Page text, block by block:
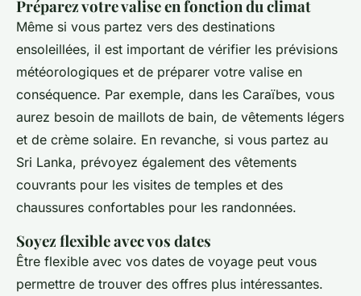
Préparez votre valise en fonction du climat
Même si vous partez vers des destinations
ensoleillées, il est important de vérifier les prévisions
météorologiques et de préparer votre valise en
conséquence. Par exemple, dans les Caraïbes, vous
aurez besoin de maillots de bain, de vêtements légers
et de crème solaire. En revanche, si vous partez au
Sri Lanka, prévoyez également des vêtements
couvrants pour les visites de temples et des
chaussures confortables pour les randonnées.
Soyez flexible avec vos dates
Être flexible avec vos dates de voyage peut vous
permettre de trouver des offres plus intéressantes.